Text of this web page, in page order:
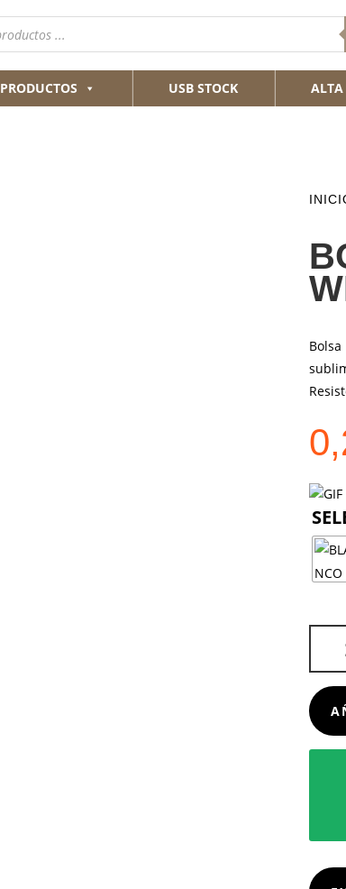
PRODUCTOS USB STOCK ALTA